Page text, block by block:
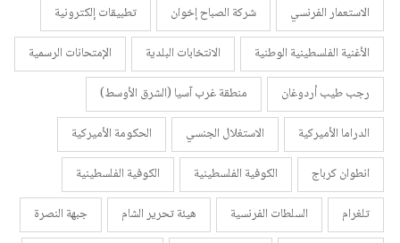
الاستعمار الفرنسي شركة الصباح إخوان
تطبيقات إلكترونية
الأغنية الفلسطينية الوطنية
الانتخابات البلدية
الإمتحانات الرسمية
رجب طيب أردوغان
منطقة غرب آسيا (الشرق الأوسط)
الدراما الأميركية
الاستغلال الجنسي
الحكومة الأميركية
انطوان كرباج
الكوفية الفلسطينية
الكوفية الفلسطينية
تلغرام
السلطات الفرنسية هيئة تحرير الشام
جبهة النصرة